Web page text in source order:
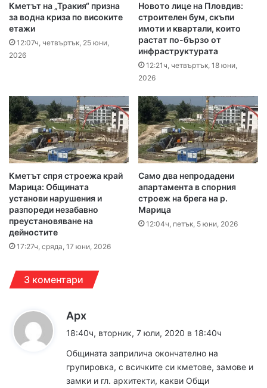
Кметът на „Тракия“ призна
за водна криза по високите
етажи
12:07ч, четвъртък, 25 юни,
2026
Новото лице на Пловдив:
строителен бум, скъпи
имоти и квартали, които
растат по-бързо от
инфраструктурата
12:21ч, четвъртък, 18 юни,
2026
Кметът спря строежа край
Марица: Общината
установи нарушения и
разпореди незабавно
преустановяване на
дейностите
17:27ч, сряда, 17 юни, 2026
Само два непродадени
апартамента в спорния
строеж на брега на р.
Марица
12:04ч, петък, 5 юни, 2026
3 коментари
Арх
а
а
:
18:40ч, вторник, 7 юли, 2020 в 18:40ч
Общината заприлича окончателно на
групировка, с всичките си кметове, замове и
замки и гл. архитекти, какви Общи